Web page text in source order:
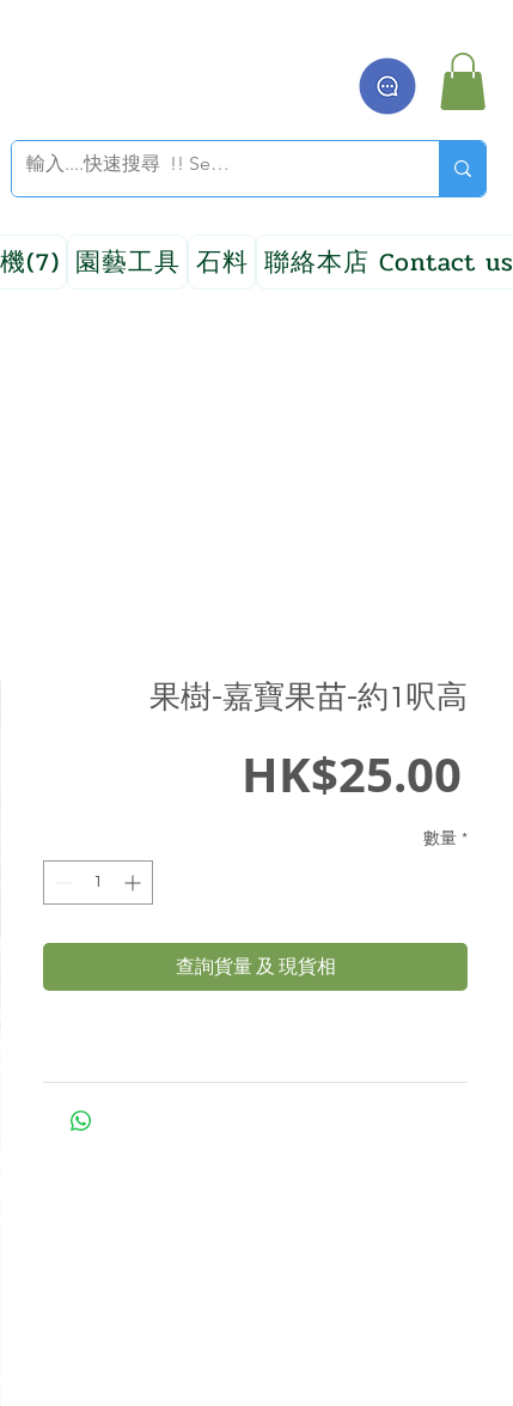
(7) 園藝工具 石料 聯絡本店 Contact us
果樹-嘉寶果苗-約1呎高
HK$25.00
格
數量 *
查詢貨量 及 現貨相